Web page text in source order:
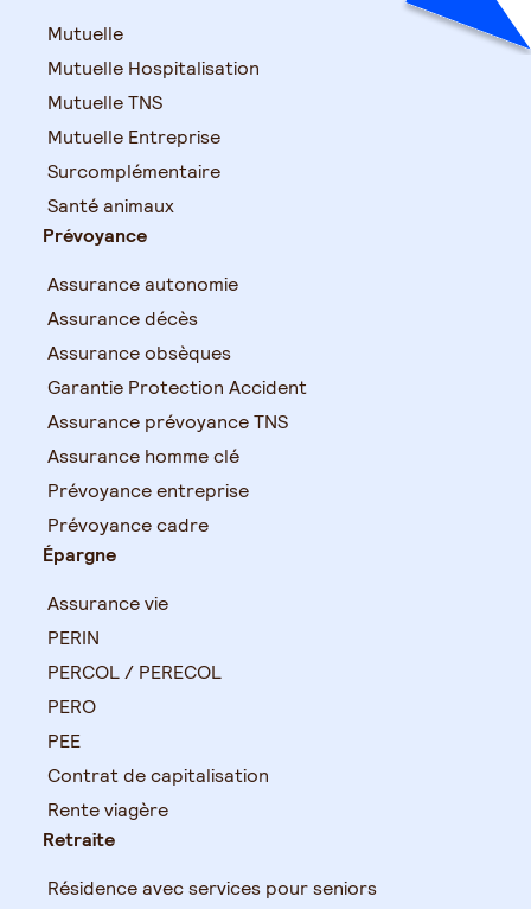
Mutuelle
Mutuelle Hospitalisation
Mutuelle TNS
Mutuelle Entreprise
Surcomplémentaire
Santé animaux
Prévoyance
Assurance autonomie
Assurance décès
Assurance obsèques
Garantie Protection Accident
Assurance prévoyance TNS
Assurance homme clé
Prévoyance entreprise
Prévoyance cadre
Épargne
Assurance vie
PERIN
PERCOL / PERECOL
PERO
PEE
Contrat de capitalisation
Rente viagère
Retraite
Résidence avec services pour seniors